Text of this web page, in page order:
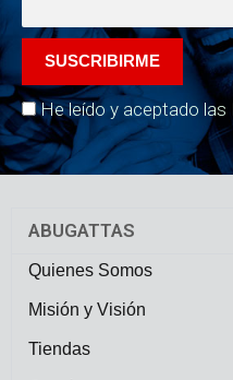
He leído y aceptado las
ABUGATTAS
Quienes Somos
Misión y Visión
Tiendas